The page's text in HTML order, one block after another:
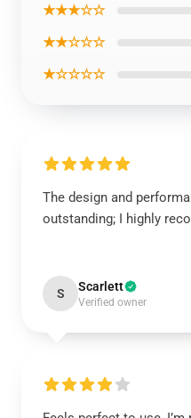
★★★☆☆
★★☆☆☆
★☆☆☆☆
The design and
outstanding; I highly
S Scarlett
Verified owner